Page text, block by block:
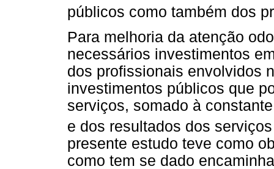
públicos como também dos
Para melhoria da atenção
necessários investimentos
dos profissionais envolvidos
investimentos públicos que
serviços, somado à
e dos resultados dos
presente estudo teve como
como tem se dado